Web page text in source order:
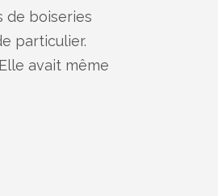
de boiseries
particulier.
avait même